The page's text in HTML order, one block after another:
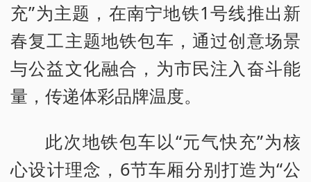
充”为主题，在南宁地铁1号线推出新
春复工主题地铁包车，通过创意场景
与公益文化融合，为市民注入奋斗能
量，传递体彩品牌温度。
此次地铁包车以“元气快充”为核
心设计理念，6节车厢分别打造为“公